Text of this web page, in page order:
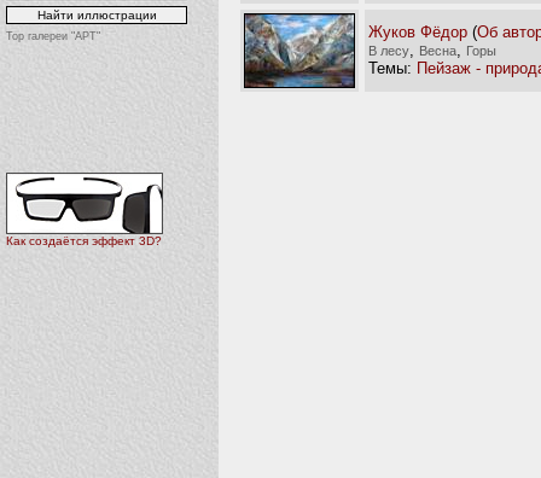
Top галереи "АРТ"
Как создаётся эффект 3D?
Жуков Фёдор (Об
В лесу Весна Горы
Темы: Пейзаж -